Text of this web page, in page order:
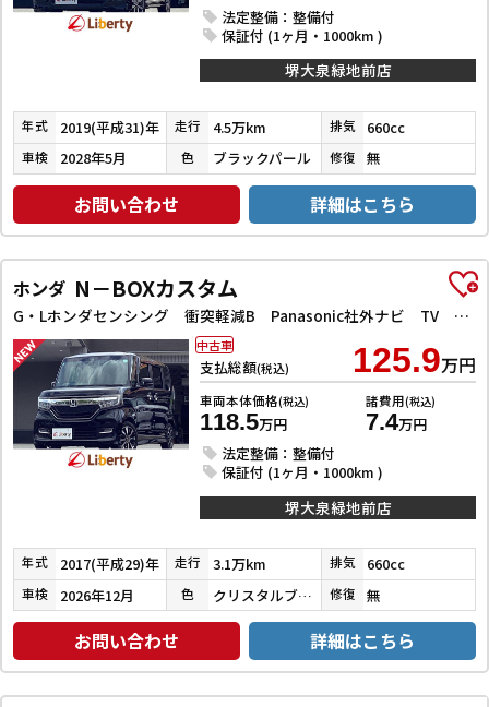
法定整備：整備付
保証付 (1ヶ月・1000km )
堺大泉緑地前店
年式 2019(平成31)年 走行 4.5万km 排気 660cc
車検 2028年5月 色 ブラックパール 修復 無
お問い合わせ 詳細はこちら
ホンダ N－BOXカスタム
G・Lホンダセンシング 衝突軽減B Panasonic社外ナビ TV Bカメラ ビルドインETC アダプティブクルーズコントロール 左パワースライドドア LEDヘッドライト フォグライト スマートキー プッシュスタート
支払総額(税込) 125.9万円
車両本体価格(税込)
118.5万円
諸費用(税込)
7.4万円
法定整備：整備付
保証付 (1ヶ月・1000km )
中古車
堺大泉緑地前店
年式 2017(平成29)年 走行 3.1万km 排気 660cc
車検 2026年12月 色 クリスタルブラックパール 修復 無
お問い合わせ 詳細はこちら